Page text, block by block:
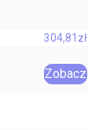
304,81 zł
Zobacz